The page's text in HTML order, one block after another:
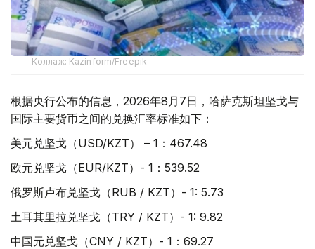
Коллаж: Kazinform/Freepik
根据央行公布的信息，2026年8月7日，哈萨克斯坦坚戈与
国际主要货币之间的兑换汇率标准如下：
美元兑坚戈（USD/KZT） – 1：467.48
欧元兑坚戈（EUR/KZT）- 1：539.52
俄罗斯卢布兑坚戈（RUB / KZT）- 1: 5.73
土耳其里拉兑坚戈（TRY / KZT）- 1: 9.82
中国元兑坚戈（CNY / KZT）- 1：69.27